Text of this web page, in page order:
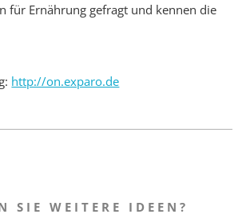
für Ernährung gefragt und kennen die
http://on.exparo.de
SIE WEITERE IDEEN?